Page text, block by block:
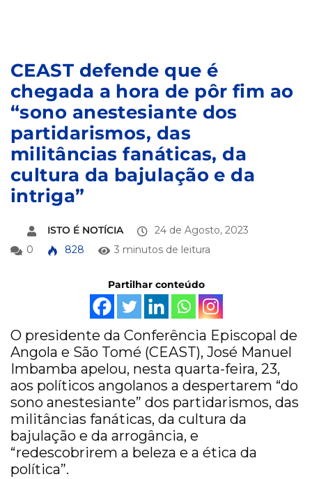
CEAST defende que é
chegada a hora de pôr fim ao
“sono anestesiante dos
partidarismos, das
militâncias fanáticas, da
cultura da bajulação e da
intriga”
ISTO É NOTÍCIA
24 de Agosto, 2023
0
828 3 minutos de leitura
Partilhar conteúdo
O presidente da Conferência Episcopal de
Angola e São Tomé (CEAST), José Manuel
Imbamba apelou, nesta quarta-feira, 23,
aos políticos angolanos a despertarem “do
sono anestesiante” dos partidarismos, das
militâncias fanáticas, da cultura da
bajulação e da arrogância, e
“redescobrirem a beleza e a ética da
política”.